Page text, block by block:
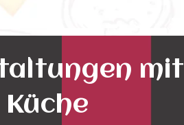
mit